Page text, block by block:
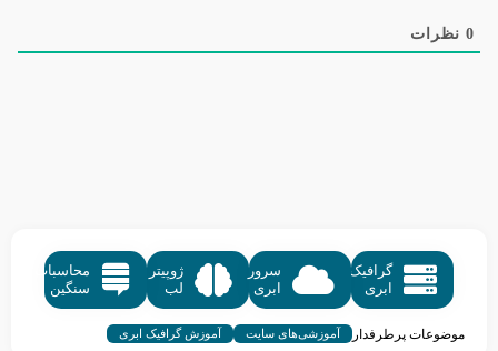
0 نظرات
گرافیک
ابری
ژوپیتر
لب
سرور
ابری
محاسبات
سنگین
موضوعات پرطرفدار آموزشی‌های سایت
آموزش گرافیک ابری